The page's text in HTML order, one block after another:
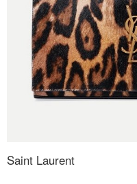
Saint Laurent